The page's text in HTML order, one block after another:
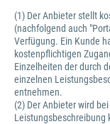
(1) Der Anbieter stellt
(nachfolgend auch
Verfügung. Ein Kunde
kostenpflichtigen
Einzelheiten der durch
einzelnen
entnehmen.
(2) Der Anbieter wird
Leistungsbeschreibung